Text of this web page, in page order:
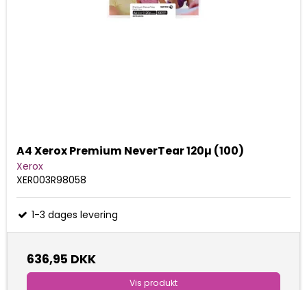
A4 Xerox Premium NeverTear 120µ (100)
Xerox
XER003R98058
1-3 dages levering
636,95 DKK
Vis produkt